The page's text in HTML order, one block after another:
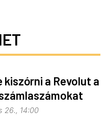
kiszórni a Revolut a
26., 14:00